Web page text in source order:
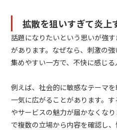
拡散を狙いすぎて炎上
話題になりたいという思いが強
があります。なぜなら、刺激の
集めやすい一方で、不快に感じる
例えば、社会的に敏感なテーマ
一気に広がることがあります。
やサービスの魅力が届かなくな
で複数の立場から内容を確認し